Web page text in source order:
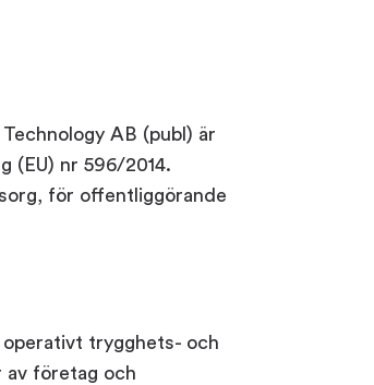
AB (publ) är
(EU) nr 596/2014.
för offentliggörande
trygghets- och
av företag och